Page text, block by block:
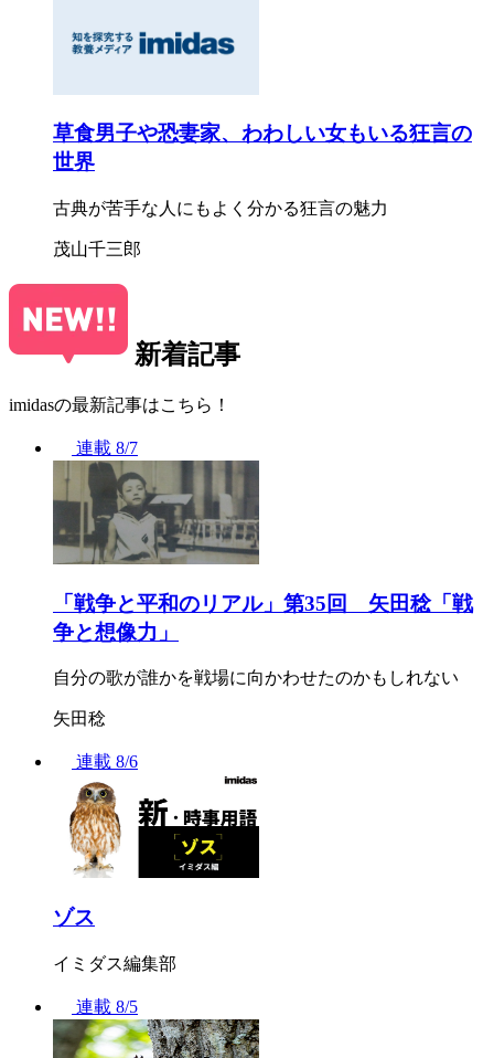
草食男子や恐妻家、わわしい女もいる狂言の
世界
古典が苦手な人にもよく分かる狂言の魅力
茂山千三郎
新着記事
imidasの最新記事はこちら！
連載 8/7
「戦争と平和のリアル」第35回 矢田稔「戦
争と想像力」
自分の歌が誰かを戦場に向かわせたのかもしれない
矢田稔
連載 8/6
ゾス
イミダス編集部
連載 8/5